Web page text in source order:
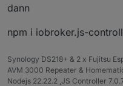
NPM: 10.7.0
freier
dann
npm i iobroker.js-
Synology DS218+ & 2 x Fujitsu
AVM 3000 Repeater &
Nodejs 22.22.2 ,JS Controller